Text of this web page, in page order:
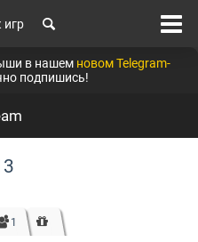
игр
в нашем новом Telegram-
подпишись!
1